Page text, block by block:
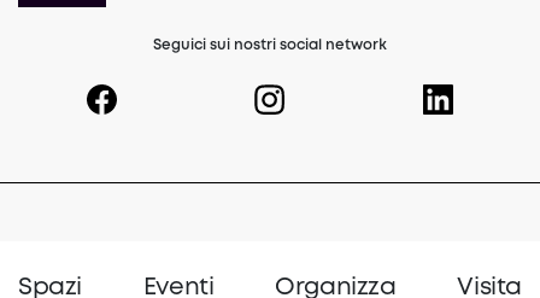
Seguici sui nostri social network
(opens in a new tab)(opens in a new tab)(opens in a
Spazi Eventi Organizza Visita